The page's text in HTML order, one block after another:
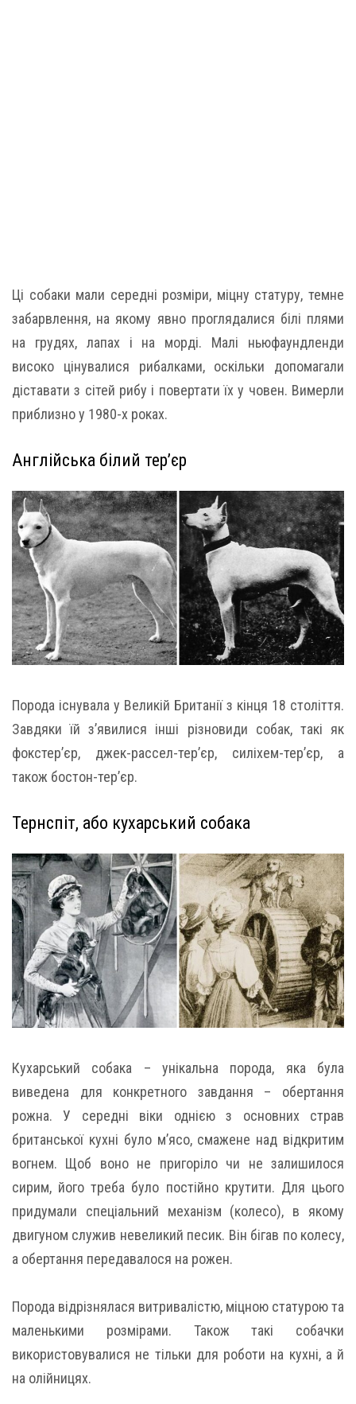
Ці собаки мали середні розміри, міцну статуру, темне
забарвлення, на якому явно проглядалися білі плями
на грудях, лапах і на морді. Малі ньюфаундленди
високо цінувалися рибалками, оскільки допомагали
діставати з сітей рибу і повертати їх у човен. Вимерли
приблизно у 1980-х роках.
Англійська білий тер’єр
Порода існувала у Великій Британії з кінця 18 століття.
Завдяки їй з’явилися інші різновиди собак, такі як
фокстер’єр, джек-рассел-тер’єр, силіхем-тер’єр, а
також бостон-тер’єр.
Тернспіт, або кухарський собака
Кухарський собака – унікальна порода, яка була
виведена для конкретного завдання – обертання
рожна. У середні віки однією з основних страв
британської кухні було м’ясо, смажене над відкритим
вогнем. Щоб воно не пригоріло чи не залишилося
сирим, його треба було постійно крутити. Для цього
придумали спеціальний механізм (колесо), в якому
двигуном служив невеликий песик. Він бігав по колесу,
а обертання передавалося на рожен.
Порода відрізнялася витривалістю, міцною статурою та
маленькими розмірами. Також такі собачки
використовувалися не тільки для роботи на кухні, а й
на олійницях.